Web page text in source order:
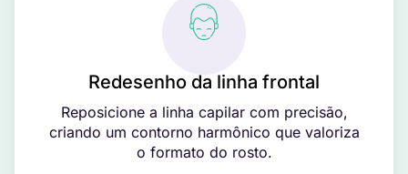
Redesenho da linha frontal
Reposicione a linha capilar com precisão,
criando um contorno harmônico que valoriza
o formato do rosto.